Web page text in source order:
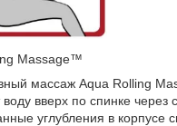
Massage™
массаж Aqua Rolling
воду вверх по спинке через
углубления в корпусе